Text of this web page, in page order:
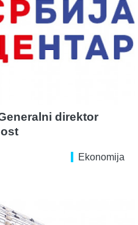
direktor
Ekonomija